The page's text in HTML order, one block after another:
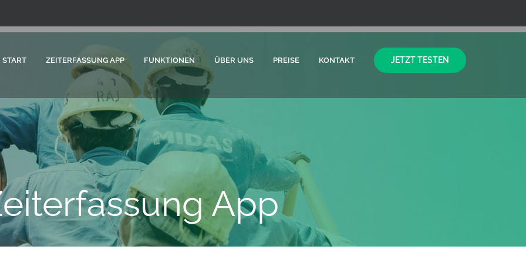
START ZEITERFASSUNG APP FUNKTIONEN ÜBER UNS PREISE KONTAKT JETZT TESTEN
App